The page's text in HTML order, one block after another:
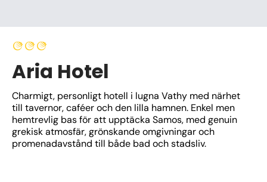
Aria Hotel
Charmigt, personligt hotell i lugna Vathy med närhet
till tavernor, caféer och den lilla hamnen. Enkel men
hemtrevlig bas för att upptäcka Samos, med genuin
grekisk atmosfär, grönskande omgivningar och
promenadavstånd till både bad och stadsliv.